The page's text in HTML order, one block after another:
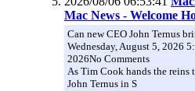
Mac News - Welcome
Can new CEO John Ternus
Wednesday, August 5, 2026
2026No Comments
As Tim Cook hands the reins
John Ternus in S